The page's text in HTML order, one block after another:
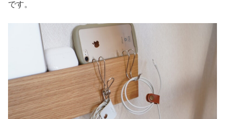
です。